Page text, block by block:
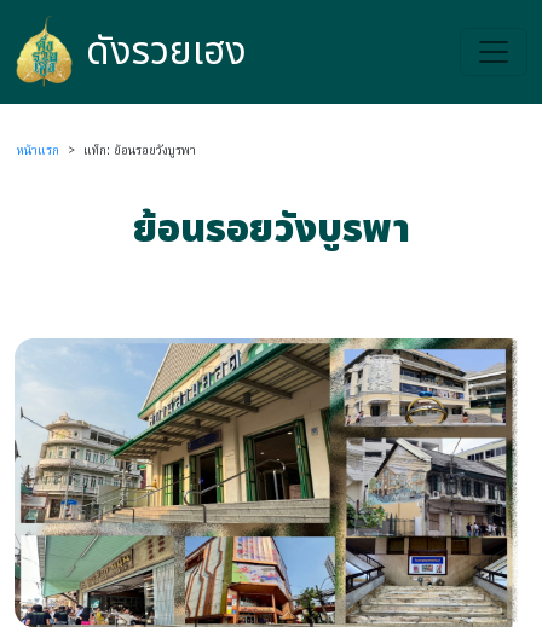
ดังรวยเฮง
ดังรวยเฮง
หน้าแรก > แท็ก: ย้อนรอยวังบูรพา
ย้อนรอยวังบูรพา